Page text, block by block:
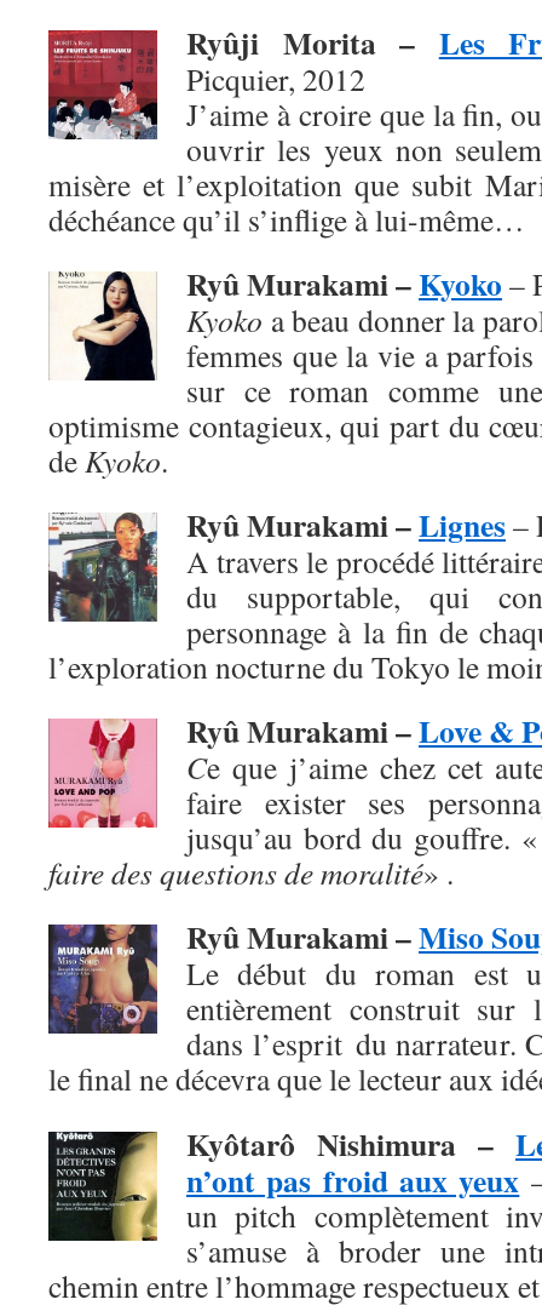
Ryûji Morita – Les
Picquier, 2012
J’aime à croire que la fin,
ouvrir les yeux non
misère et l’exploitation que subit
déchéance qu’il s’inflige à lui-même…
Ryû Murakami –Kyoko –
Kyoko a beau donner la
femmes que la vie a
sur ce roman comme
optimisme contagieux, qui part du
deKyoko.
Ryû Murakami –Lignes–
A travers le procédé
du supportable, qui
personnage à la fin de
l’exploration nocturne du Tokyo le
Ryû Murakami –Love &
Ce que j’aime chez cet
faire exister ses
jusqu’au bord du gouffre.
faire des questions de moralité» .
Ryû Murakami –Miso
Le début du roman est
entièrement construit sur
dans l’esprit du narrateur.
le finalne décevra que le lecteur aux
Kyôtarô Nishimura –
n’ont pas froid aux yeux
un pitch complètement
s’amuse à broder une
chemin entre l’hommage respectueux